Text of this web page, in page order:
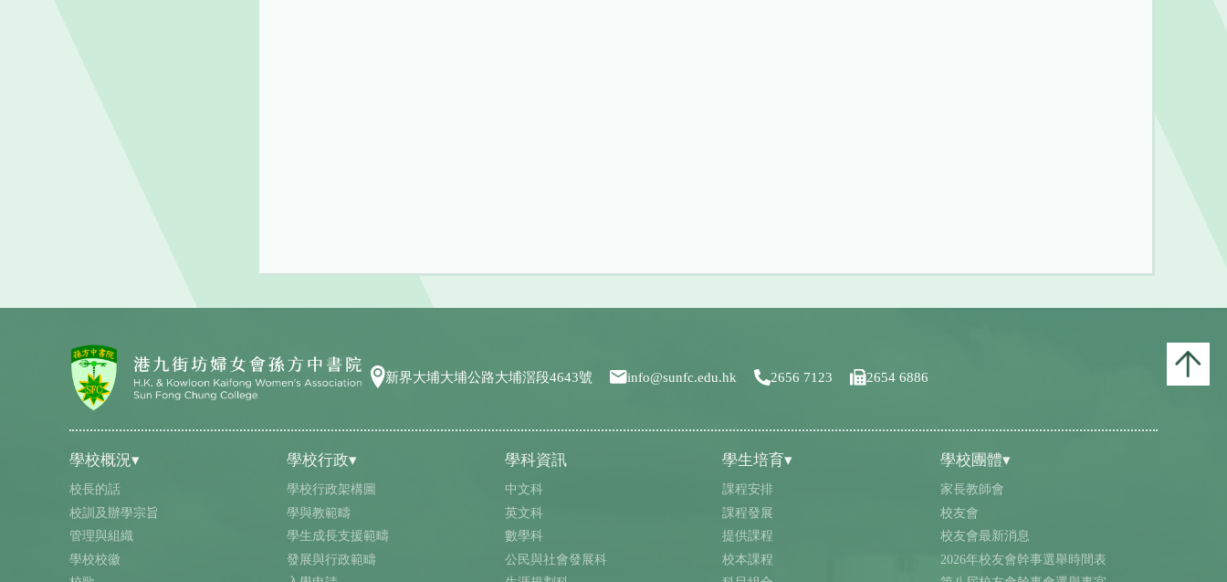
新界大埔大埔公路大埔滘段4643號 info@sunfc.edu.hk 2656 7123 2654 6886
學校概況▾
校長的話
校訓及辦學宗旨
管理與組織
學校校徽
學校行政▾
學校行政架構圖
學與教範疇
學生成長支援範疇
發展與行政範疇
學科資訊
中文科
英文科
數學科
公民與社會發展科
學生培育▾
課程安排
課程發展
提供課程
校本課程
學校團體▾
家長教師會
校友會
校友會最新消息
2026年校友會幹事選舉時間表